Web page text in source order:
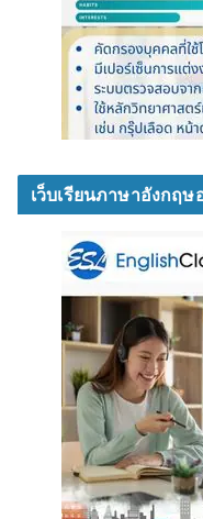
เว็บเรียนภาษาอังกฤ